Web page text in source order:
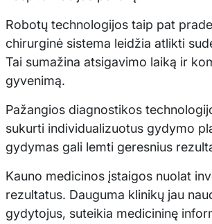
Robotų technologijos taip pat
chirurginė sistema leidžia atlikti
Tai sumažina atsigavimo laiką ir
gyvenimą.
Pažangios diagnostikos
sukurti individualizuotus gydymo
gydymas gali lemti geresnius
Kauno medicinos įstaigos nuolat
rezultatus. Dauguma klinikų jau
gydytojus, suteikia medicininę